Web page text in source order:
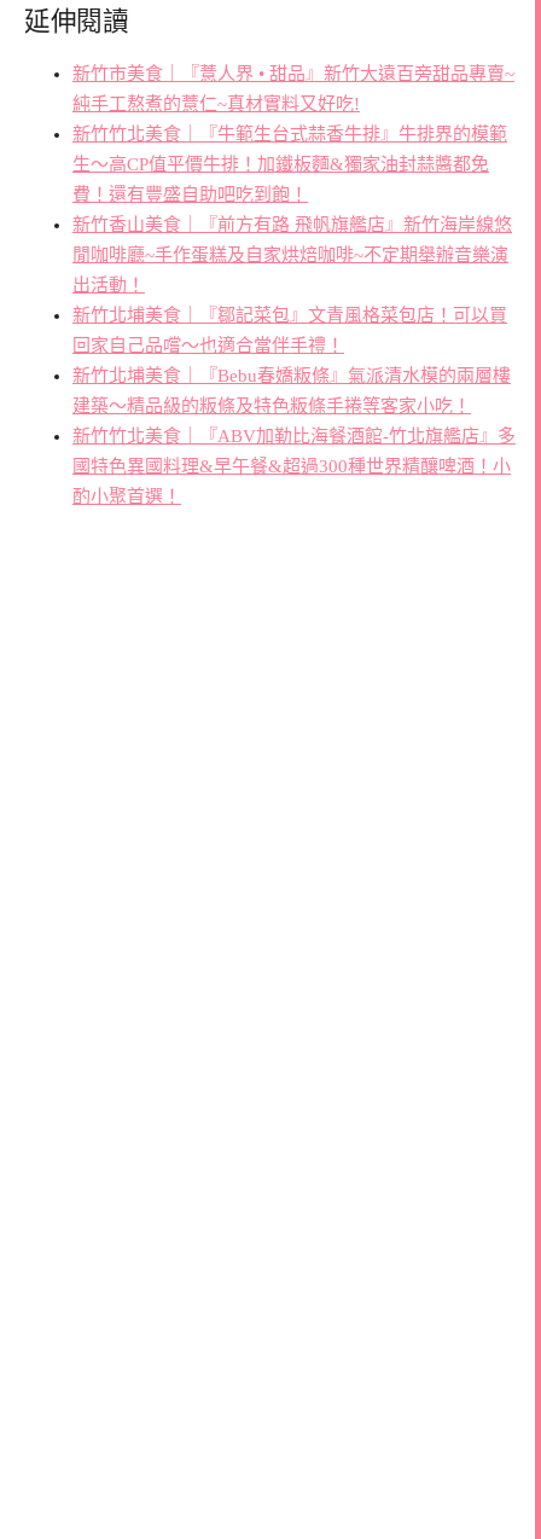
延伸閱讀
新竹市美食｜『薏人界 • 甜品』新竹大遠百旁甜品專賣~
純手工熬煮的薏仁~真材實料又好吃!
新竹竹北美食｜『牛範生台式蒜香牛排』牛排界的模範
生～高CP值平價牛排！加鐵板麵&獨家油封蒜醬都免
費！還有豐盛自助吧吃到飽！
新竹香山美食｜『前方有路 飛帆旗艦店』新竹海岸線悠
閒咖啡廳~手作蛋糕及自家烘焙咖啡~不定期舉辦音樂演
出活動！
新竹北埔美食｜『鄒記菜包』文青風格菜包店！可以買
回家自己品嚐～也適合當伴手禮！
新竹北埔美食｜『Bebu春嬌粄條』氣派清水模的兩層樓
建築～精品級的粄條及特色粄條手捲等客家小吃！
新竹竹北美食｜『ABV加勒比海餐酒館-竹北旗艦店』多
國特色異國料理&早午餐&超過300種世界精釀啤酒！小
酌小聚首選！